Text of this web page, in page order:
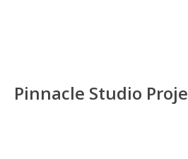
Pinnacle Studio